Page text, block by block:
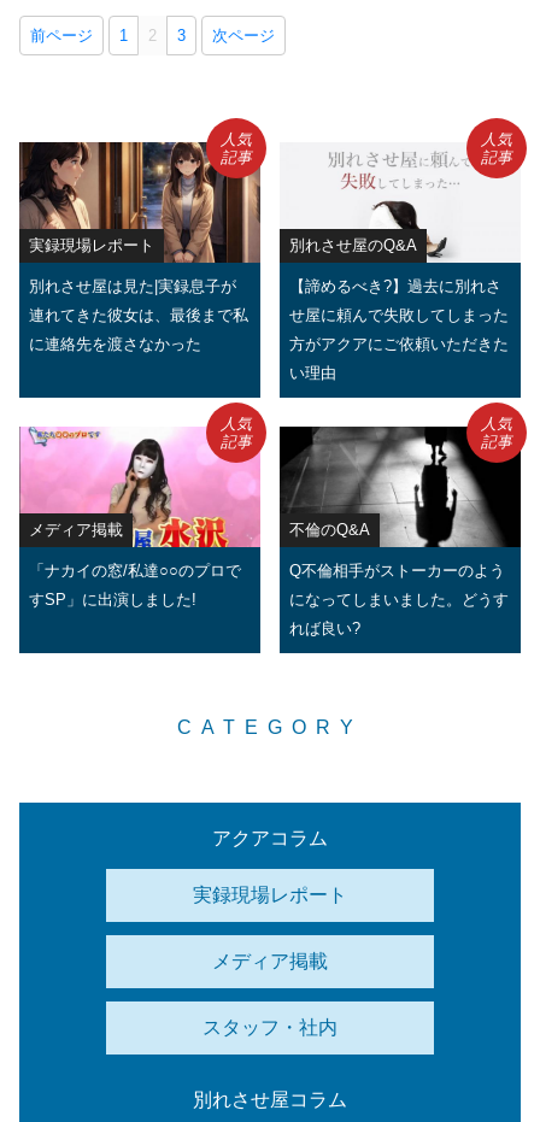
前ページ 1 2 3 次ページ
実録現場レポート
別れさせ屋は見た|実録息子が
連れてきた彼女は、最後まで私
に連絡先を渡さなかった
人気
記事
別れさせ屋のQ&A
【諦めるべき?】過去に別れさ
せ屋に頼んで失敗してしまった
方がアクアにご依頼いただきた
い理由
人気
記事
メディア掲載
「ナカイの窓/私達○○のプロで
すSP」に出演しました!
人気
記事
不倫のQ&A
Q不倫相手がストーカーのよう
になってしまいました。どうす
れば良い?
人気
記事
CATEGORY
アクアコラム
実録現場レポート
メディア掲載
スタッフ・社内
別れさせ屋コラム